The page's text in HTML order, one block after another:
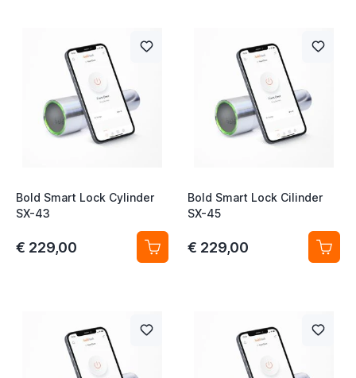
Bold Smart Lock Cylinder
SX-43
€ 229,00
Bold Smart Lock Cilinder
SX-45
€ 229,00